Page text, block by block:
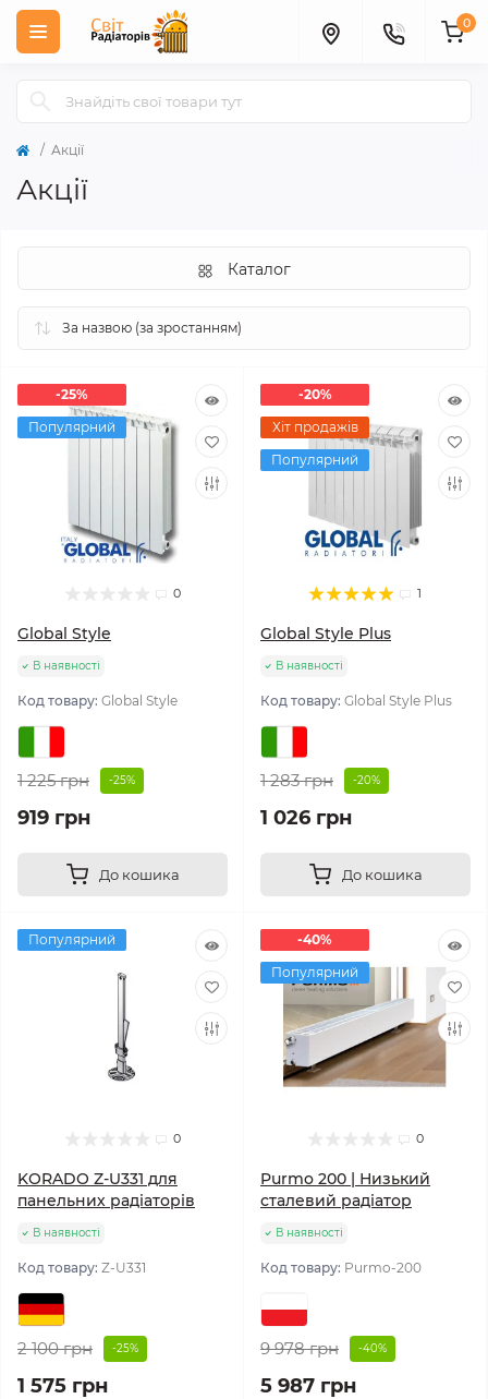
0
Акції
Акції
Каталог
-25%
Популярний
0
Global Style
В наявності
Код товару: Global Style
1 225 грн -25%
919 грн
До кошика
-20%
Хіт продажів
Популярний
1
Global Style Plus
В наявності
Код товару: Global Style Plus
1 283 грн -20%
1 026 грн
До кошика
Популярний
0
KORADO Z-U331 для
панельних радіаторів
В наявності
Код товару: Z-U331
2 100 грн -25%
1 575 грн
-40%
Популярний
0
Purmo 200 | Низький
сталевий радіатор
В наявності
Код товару: Purmo-200
9 978 грн -40%
5 987 грн